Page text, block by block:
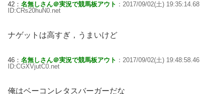
42： 名無しさん＠実況で競馬板アウト ：2017/09/02(土) 19:35:14.68
ID:CRs20huN0.net
ナゲットは高すぎ，うまいけど
46： 名無しさん＠実況で競馬板アウト ：2017/09/02(土) 19:48:58.46
ID:CGXVjutC0.net
俺はベーコンレタスバーガーだな